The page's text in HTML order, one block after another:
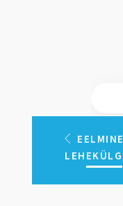
EELMINE
LEHEKÜLG